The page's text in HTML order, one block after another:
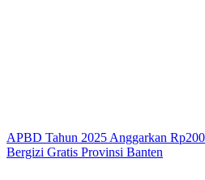
APBD Tahun 2025 Anggarkan
Bergizi Gratis Provinsi Banten